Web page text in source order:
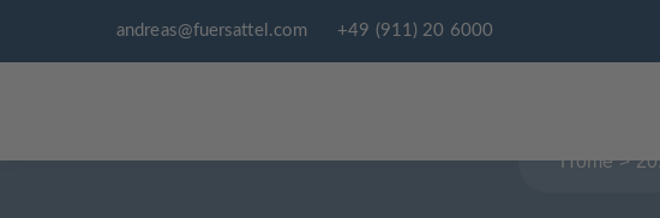
andreas@fuersattel.com +49 (911) 20 6000
20. JAN. 2025:
Home